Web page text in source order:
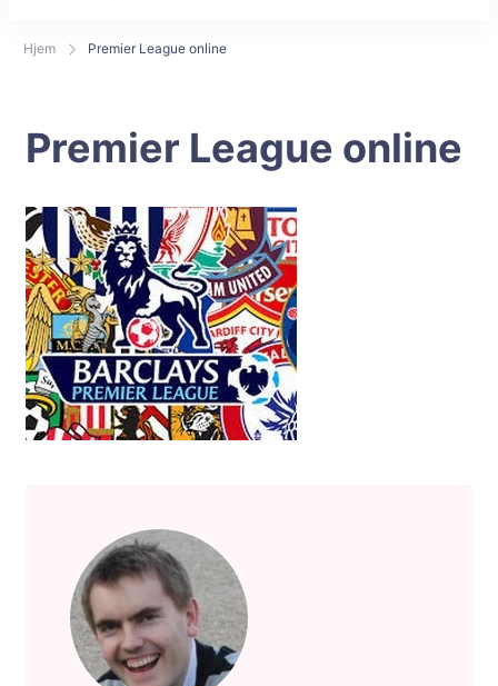
Hjem Premier League online
Premier League online